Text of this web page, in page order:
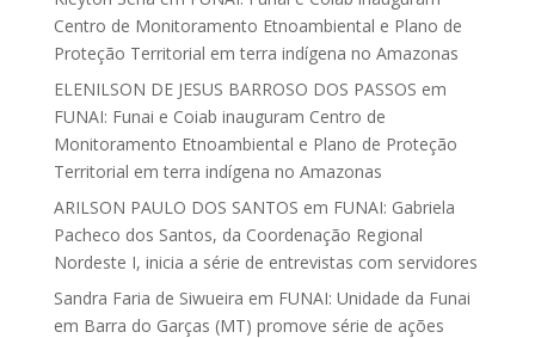
Centro de Monitoramento Etnoambiental e Plano de
Proteção Territorial em terra indígena no Amazonas
ELENILSON DE JESUS BARROSO DOS PASSOS em
FUNAI: Funai e Coiab inauguram Centro de
Monitoramento Etnoambiental e Plano de Proteção
Territorial em terra indígena no Amazonas
ARILSON PAULO DOS SANTOS em FUNAI: Gabriela
Pacheco dos Santos, da Coordenação Regional
Nordeste I, inicia a série de entrevistas com servidores
Sandra Faria de Siwueira em FUNAI: Unidade da Funai
em Barra do Garças (MT) promove série de ações